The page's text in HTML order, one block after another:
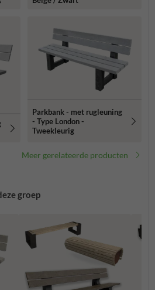
Parkbank - met rugleuning
- Type London -
Tweekleurig
Meer gerelateerde producten
groep